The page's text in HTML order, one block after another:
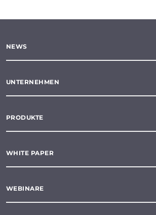
NEWS
UNTERNEHMEN
PRODUKTE
WHITE PAPER
WEBINARE